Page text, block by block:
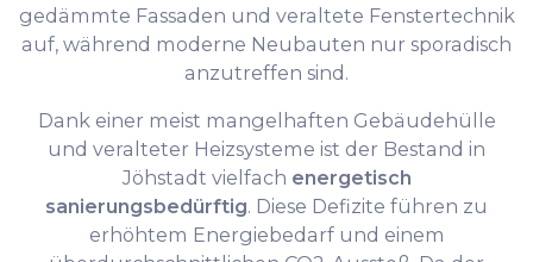
gedämmte Fassaden und veraltete Fenstertechnik
auf, während moderne Neubauten nur sporadisch
anzutreffen sind.
Dank einer meist mangelhaften Gebäudehülle
und veralteter Heizsysteme ist der Bestand in
Jöhstadt vielfach energetisch
sanierungsbedürftig. Diese Defizite führen zu
erhöhtem Energiebedarf und einem